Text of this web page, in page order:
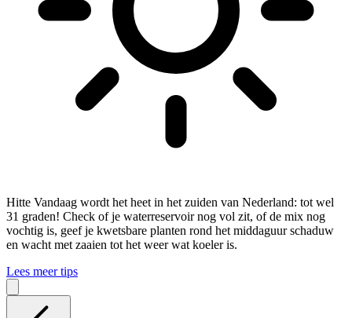
Hitte Vandaag wordt het heet in het zuiden van Nederland: tot wel
31 graden! Check of je waterreservoir nog vol zit, of de mix nog
vochtig is, geef je kwetsbare planten rond het middaguur schaduw
en wacht met zaaien tot het weer wat koeler is.
Lees meer tips